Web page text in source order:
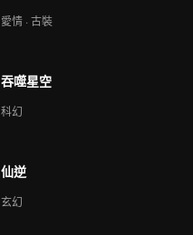
愛情 · 古裝
吞噬星空
科幻
仙逆
玄幻